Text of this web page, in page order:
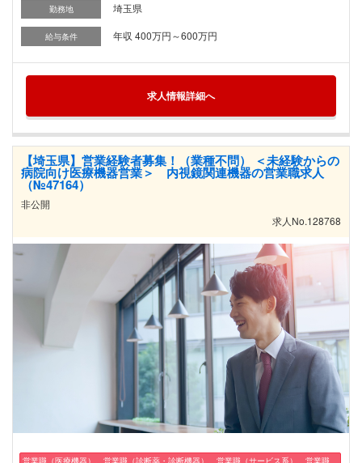
勤務地 埼玉県
給与条件 年収 400万円～600万円
求人情報詳細へ
【埼玉県】営業経験者募集！（業種不問） ＜未経験からの
病院向け医療機器営業＞ 内視鏡関連機器の営業職求人
（№47164）
非公開
求人No.128768
営業職（医療機器）、営業職（診断薬・診断機器）、営業職（サービス系）、営業職